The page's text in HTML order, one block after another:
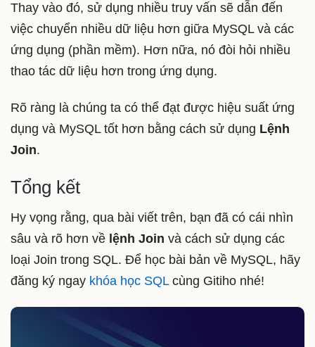
Thay vào đó, sử dụng nhiều truy vấn sẽ dẫn đến
việc chuyển nhiều dữ liệu hơn giữa MySQL và các
ứng dụng (phần mềm). Hơn nữa, nó đòi hỏi nhiều
thao tác dữ liệu hơn trong ứng dụng.
Rõ ràng là chúng ta có thể đạt được hiệu suất ứng
dụng và MySQL tốt hơn bằng cách sử dụng Lệnh
Join.
Tổng kết
Hy vọng rằng, qua bài viết trên, bạn đã có cái nhìn
sâu và rõ hơn về lệnh Join và cách sử dụng các
loại Join trong SQL. Để học bài bản về MySQL, hãy
đăng ký ngay khóa học SQLcùng Gitiho nhé!